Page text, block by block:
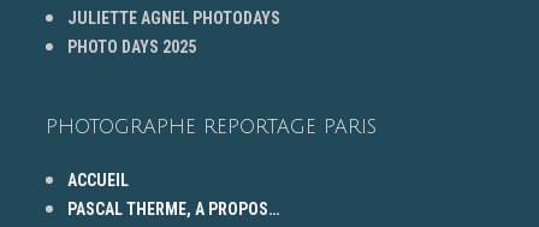
JULIETTE AGNEL PHOTODAYS
PHOTO DAYS 2025
PHOTOGRAPHE REPORTAGE PARIS
ACCUEIL
PASCAL THERME, A PROPOS…